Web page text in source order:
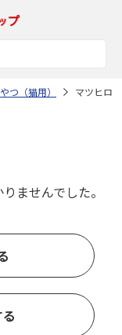
つ（猫用） マツヒロ
ませんでした。